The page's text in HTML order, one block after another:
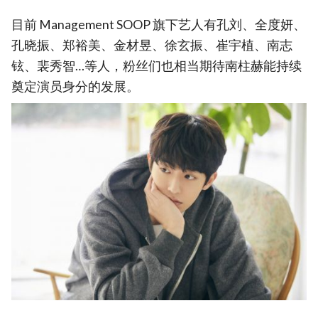
目前 Management SOOP 旗下艺人有孔刘、全度妍、
孔晓振、郑裕美、金材昱、徐玄振、崔宇植、南志
铉、裴秀智…等人，粉丝们也相当期待南柱赫能持续
奠定演员身分的发展。